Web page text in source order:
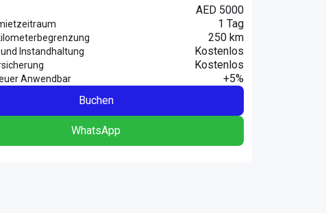
AED 5000
1 Tag
250 km
Instandhaltung Kostenlos
Kostenlos
Anwendbar
+5%
Buchen
WhatsApp